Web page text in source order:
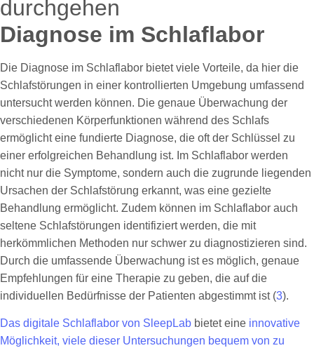
Diagnose im Schlaflabor
Die Diagnose im Schlaflabor bietet viele Vorteile, da hier die
Schlafstörungen in einer kontrollierten Umgebung umfassend
untersucht werden können. Die genaue Überwachung der
verschiedenen Körperfunktionen während des Schlafs
ermöglicht eine fundierte Diagnose, die oft der Schlüssel zu
einer erfolgreichen Behandlung ist. Im Schlaflabor werden
nicht nur die Symptome, sondern auch die zugrunde liegenden
Ursachen der Schlafstörung erkannt, was eine gezielte
Behandlung ermöglicht. Zudem können im Schlaflabor auch
seltene Schlafstörungen identifiziert werden, die mit
herkömmlichen Methoden nur schwer zu diagnostizieren sind.
Durch die umfassende Überwachung ist es möglich, genaue
Empfehlungen für eine Therapie zu geben, die auf die
individuellen Bedürfnisse der Patienten abgestimmt ist (3).
Das digitale Schlaflabor von SleepLab bietet eine innovative
Möglichkeit, viele dieser Untersuchungen bequem von zu